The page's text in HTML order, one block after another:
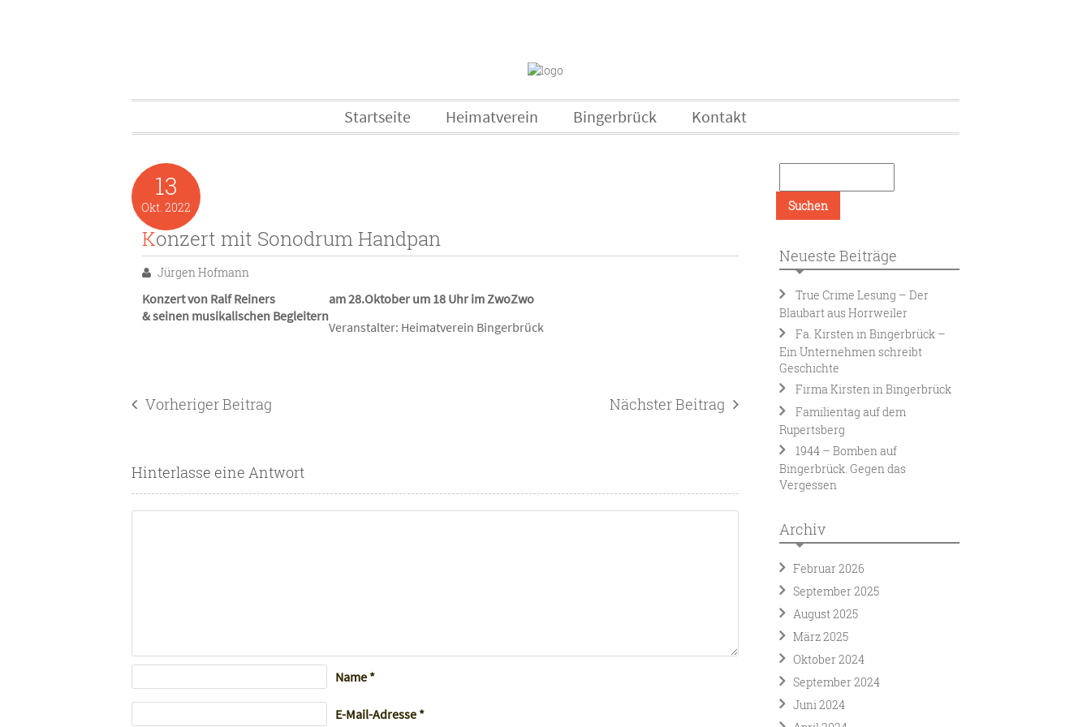
Startseite Heimatverein Bingerbrück Kontakt
13
Okt. 2022
Konzert mit Sonodrum Handpan
Jürgen Hofmann
Konzert von Ralf Reiners
& seinen musikalischen Begleitern
am 28.Oktober um 18 Uhr im ZwoZwo
Veranstalter: Heimatverein Bingerbrück
Vorheriger Beitrag Nächster Beitrag
Hinterlasse eine Antwort
Name *
E-Mail-Adresse *
Neueste Beiträge
True Crime Lesung – Der
Blaubart aus Horrweiler
Fa. Kirsten in Bingerbrück –
Ein Unternehmen schreibt
Geschichte
Firma Kirsten in Bingerbrück
Familientag auf dem
Rupertsberg
1944 – Bomben auf
Bingerbrück. Gegen das
Vergessen
Archiv
Februar 2026
September 2025
August 2025
März 2025
Oktober 2024
September 2024
Juni 2024